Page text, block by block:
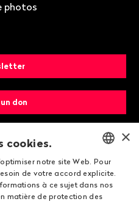
photos
don
membre
ENGLISH
DEUTSCH
×
cookies.
notre site Web. Pour
de votre accord explicite.
à ce sujet dans nos
matière de protection des